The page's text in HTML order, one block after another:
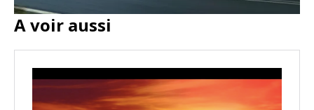
A voir aussi